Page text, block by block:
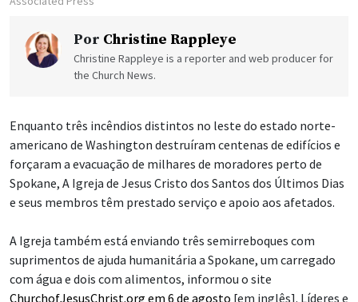
Por Christine Rappleye
Christine Rappleye is a reporter and web producer for
the Church News.
Enquanto três incêndios distintos no leste do estado norte-
americano de Washington destruíram centenas de edifícios e
forçaram a evacuação de milhares de moradores perto de
Spokane, A Igreja de Jesus Cristo dos Santos dos Últimos Dias
e seus membros têm prestado serviço e apoio aos afetados.
A Igreja também está enviando três semirreboques com
suprimentos de ajuda humanitária a Spokane, um carregado
com água e dois com alimentos, informou o site
ChurchofJesusChrist.org em 6 de agosto [em inglês]. Líderes e